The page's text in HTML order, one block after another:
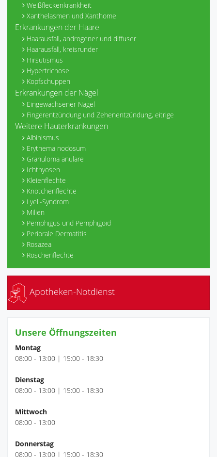
Weißfleckenkrankheit
Xanthelasmen und Xanthome
Erkrankungen der Haare
Haarausfall, androgener und diffuser
Haarausfall, kreisrunder
Hirsutismus
Hypertrichose
Kopfschuppen
Erkrankungen der Nägel
Eingewachsener Nagel
Fingerentzündung und Zehenentzündung, eitrige
Weitere Hauterkrankungen
Albinismus
Erythema nodosum
Granuloma anulare
Ichthyosen
Kleienflechte
Knötchenflechte
Lyell-Syndrom
Milien
Pemphigus und Pemphigoid
Periorale Dermatitis
Rosazea
Röschenflechte
Apotheken-Notdienst
Unsere Öffnungszeiten
Montag
08:00 - 13:00 | 15:00 - 18:30
Dienstag
08:00 - 13:00 | 15:00 - 18:30
Mittwoch
08:00 - 13:00
Donnerstag
08:00 - 13:00 | 15:00 - 18:30